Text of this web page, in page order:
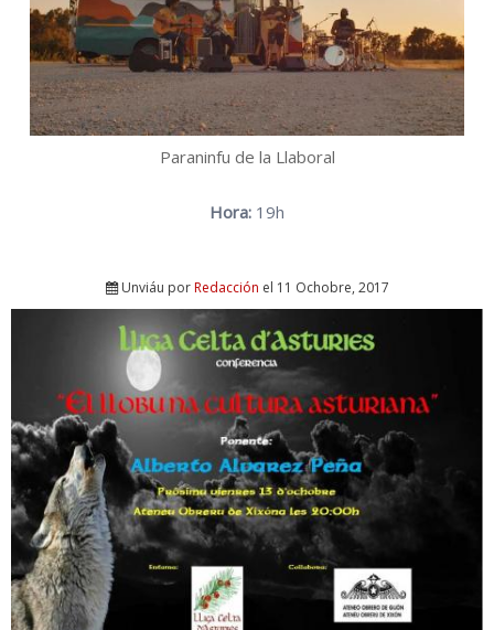
Paraninfu de la Llaboral
Hora: 19h
Unviáu porRedacción el 11 Ochobre, 2017